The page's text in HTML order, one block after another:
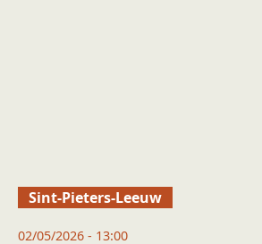
Sint-Pieters-Leeuw
02/05/2026 - 13:00